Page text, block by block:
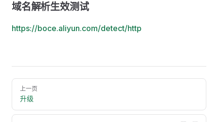
域名解析生效测试
https://boce.aliyun.com/detect/http
Pager
上一页
升级